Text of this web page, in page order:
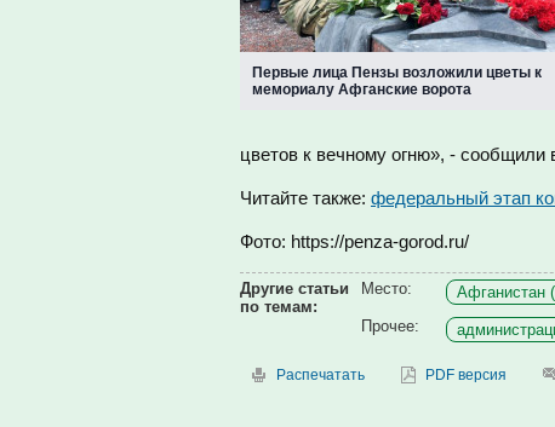
Первые лица Пензы возложили цветы к
мемориалу Афганские ворота
цветов к вечному огню», - сообщили
Читайте также: федеральный этап
Фото: https://penza-gorod.ru/
Другие статьи
по темам:
Место:
Афганистан
Прочее:
Распечатать PDF версия